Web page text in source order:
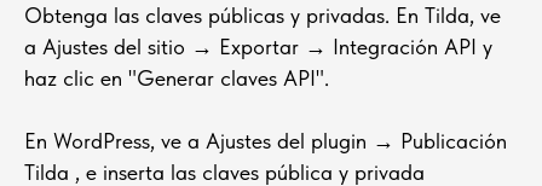
Obtenga las claves públicas y privadas. En Tilda, ve
a Ajustes del sitio → Exportar → Integración API y
haz clic en "Generar claves API".
En WordPress, ve a Ajustes del plugin → Publicación
Tilda , e inserta las claves pública y privada